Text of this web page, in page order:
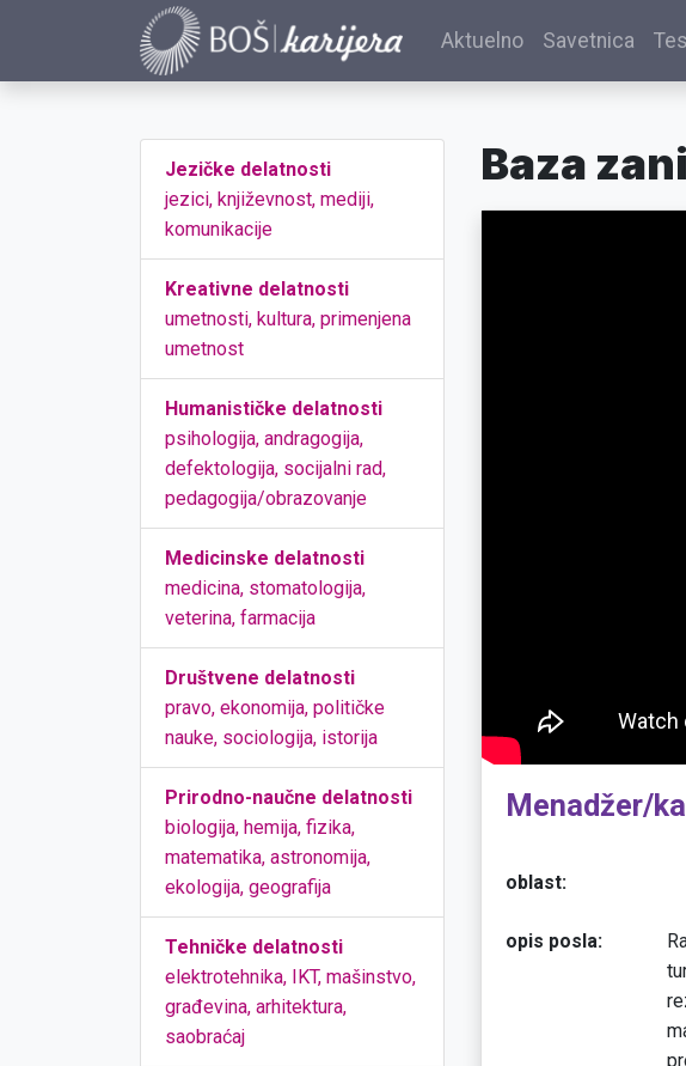
Aktuelno Savetnica
Jezičke delatnosti
jezici, književnost, mediji,
komunikacije
Kreativne delatnosti
umetnosti, kultura, primenjena
umetnost
Humanističke delatnosti
psihologija, andragogija,
defektologija, socijalni rad,
pedagogija/obrazovanje
Medicinske delatnosti
medicina, stomatologija,
veterina, farmacija
Društvene delatnosti
pravo, ekonomija, političke
nauke, sociologija, istorija
Prirodno-naučne delatnosti
biologija, hemija, fizika,
matematika, astronomija,
ekologija, geografija
Tehničke delatnosti
elektrotehnika, IKT, mašinstvo,
građevina, arhitektura,
saobraćaj
Baza
Menadžer/
oblast:
opis posla: